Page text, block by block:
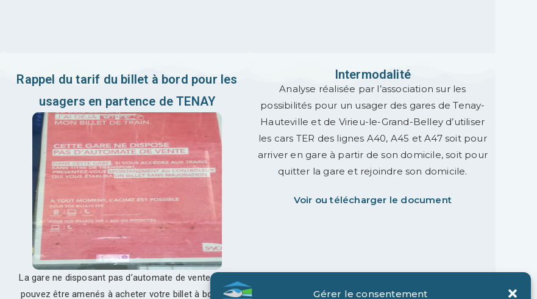
Gérer le consentement
Rappel du tarif du billet à bord pour les
usagers en partence de TENAY
La gare ne disposant pas d’automate de vente, vous
pouvez être amenés à acheter votre billet à bord du
Intermodalité
Analyse réalisée par l’association sur les
possibilités pour un usager des gares de Tenay-
Hauteville et de Virieu-le-Grand-Belley d’utiliser
les cars TER des lignes A40, A45 et A47 soit pour
arriver en gare à partir de son domicile, soit pour
quitter la gare et rejoindre son domicile.
Voir ou télécharger le document